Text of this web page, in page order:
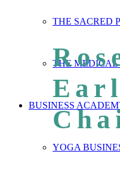
THE SACRED
THE MEDICAL
BUSINESS
YOGA